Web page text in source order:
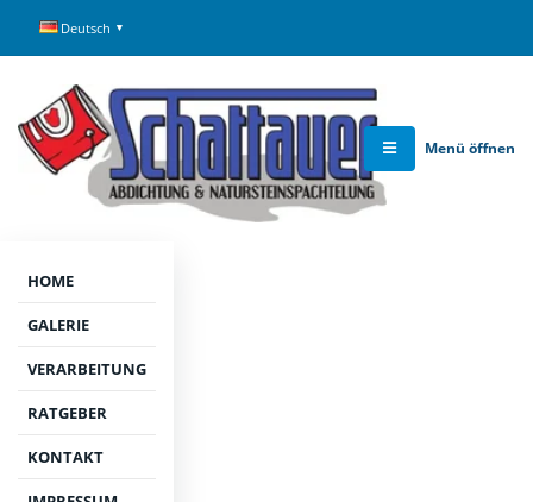
Deutsch
HOME
GALERIE
VERARBEITUNG
RATGEBER
KONTAKT
Menü öffnen
KOORDINATION IN NEUWIED-SEGENDORF
Gewerkeschnittstellen und Koordination
in Neuwied-Segendorf: praxisnah